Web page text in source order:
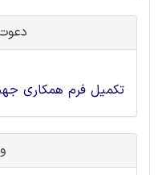
تکمیل فرم همکاری